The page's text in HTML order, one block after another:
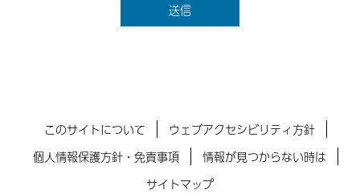
このサイトについて
ウェブアクセシビリティ方針
個人情報保護方針・免責事項
情報が見つからない時は
サイトマップ